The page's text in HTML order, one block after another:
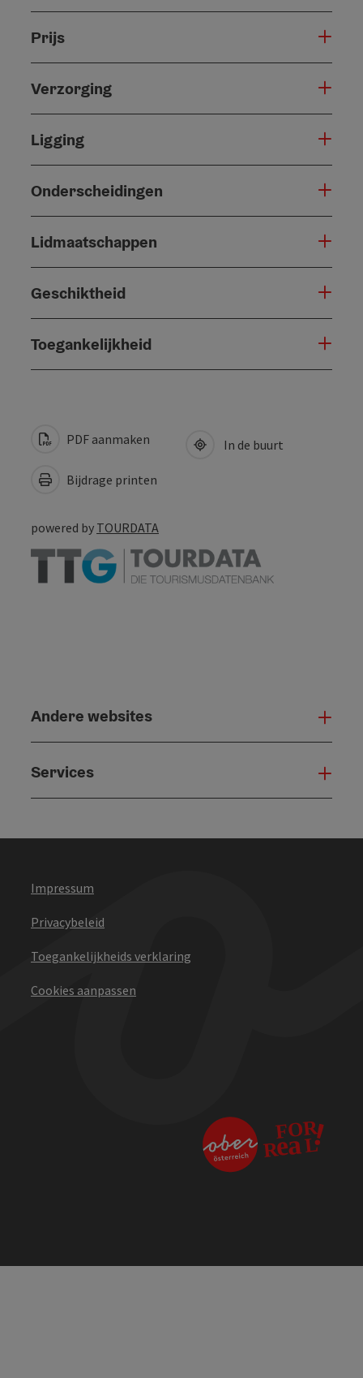
Prijs
Verzorging
Ligging
Onderscheidingen
Lidmaatschappen
Geschiktheid
Toegankelijkheid
PDF aanmaken
Bijdrage printen
In de buurt
powered by TOURDATA
Andere websites
Services
Impressum
Privacybeleid
Toegankelijkheids verklaring
Cookies aanpassen